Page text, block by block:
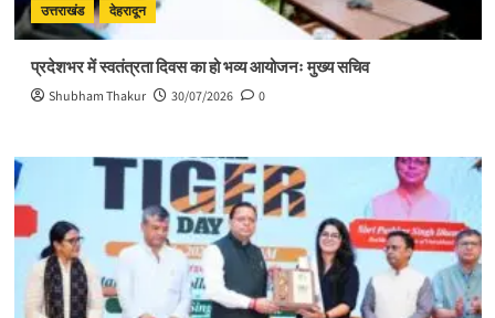
उत्तराखंड देहरादून
प्रदेशभर में स्वतंत्रता दिवस का हो भव्य आयोजनः मुख्य सचिव
Shubham Thakur 30/07/2026 0